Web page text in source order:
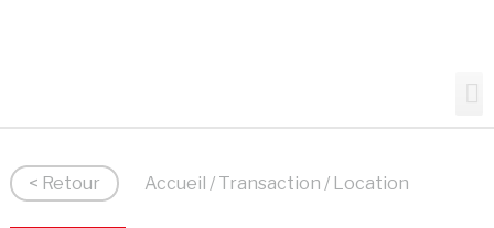
< Retour Accueil / Transaction / Location